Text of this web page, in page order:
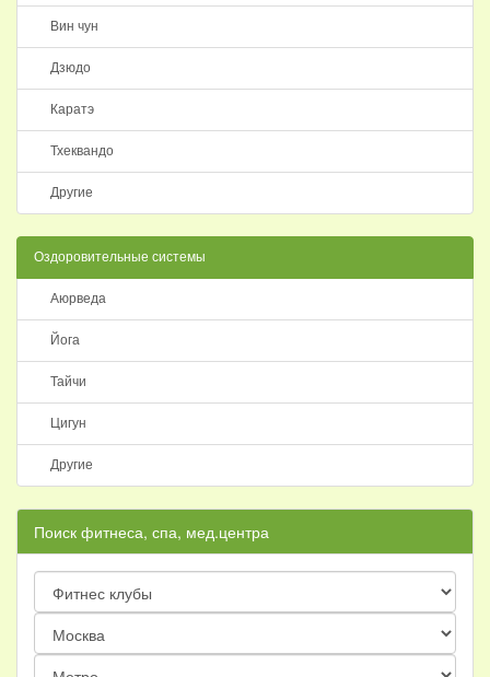
Вин чун
Дзюдо
Каратэ
Тхеквандо
Другие
Оздоровительные системы
Аюрведа
Йога
Тайчи
Цигун
Другие
Поиск фитнеса, спа, мед.центра